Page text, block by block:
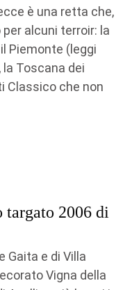
è una retta che,
alcuni terroir: la
Piemonte (leggi
la Toscana dei
Classico che non
targato 2006 di
Gaita e di Villa
Vigna della